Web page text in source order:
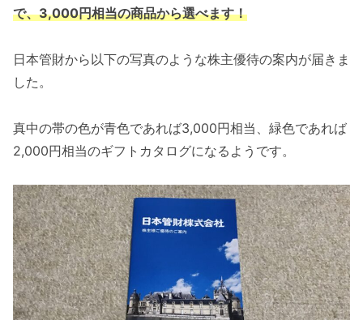
で、3,000円相当の商品から選べます！
日本管財から以下の写真のような株主優待の案内が届きま
した。
真中の帯の色が青色であれば3,000円相当、緑色であれば
2,000円相当のギフトカタログになるようです。